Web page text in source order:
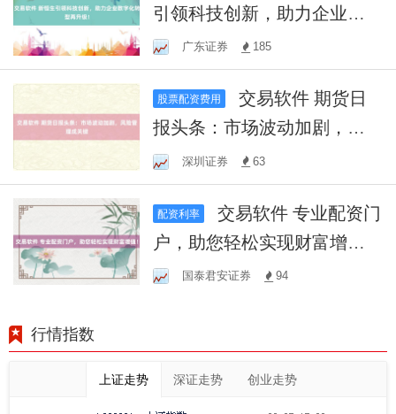
引领科技创新，助力企业数
字化转型再升级！
广东证券 185
股票配资费用
交易软件 期货日
报头条：市场波动加剧，风
险管理成关键
深圳证券 63
配资利率
交易软件 专业配资门
户，助您轻松实现财富增
值！国泰君安证券 94
行情指数
上证走势 深证走势 创业走势